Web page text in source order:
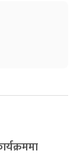
७ महिना बाँकी